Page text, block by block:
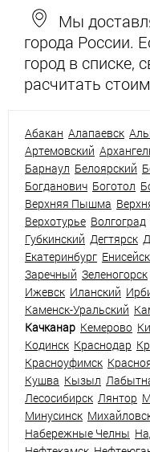
Мы
города России.
город в списке,
расчитать
Абакан Алапаевск
Артемовский
Барнаул Белоярский
Богданович Боготол
Верхняя Пышма
Верхотурье Волгоград
Губкинский Дегтярск
Екатеринбург Енисейск
Заречный Зеленогорск
Ижевск Иланский
Каменск-Уральский
Качканар Кемерово
Кодинск Краснодар
Красноуфимск
Кушва Кызыл
Лесосибирск Лянтор
Минусинск
Набережные Челны